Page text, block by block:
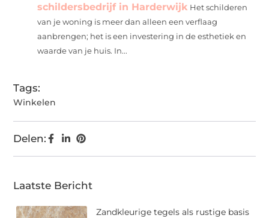
schildersbedrijf in Harderwijk Het schilderen
van je woning is meer dan alleen een verflaag
aanbrengen; het is een investering in de esthetiek en
waarde van je huis. In...
Tags:
Winkelen
Delen:
Laatste Bericht
Zandkleurige tegels als rustige basis